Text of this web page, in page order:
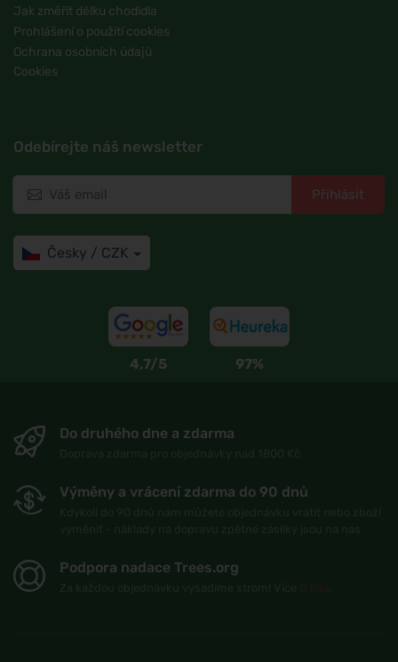
Jak změřit délku chodidla
Prohlášení o použití cookies
Ochrana osobních údajů
Cookies
Odebírejte náš newsletter
Přihlásit
Česky / CZK
4,7/5 97%
Do druhého dne a zdarma
Výměny a vrácení zdarma do 90 dnů
Podpora nadace Trees.org